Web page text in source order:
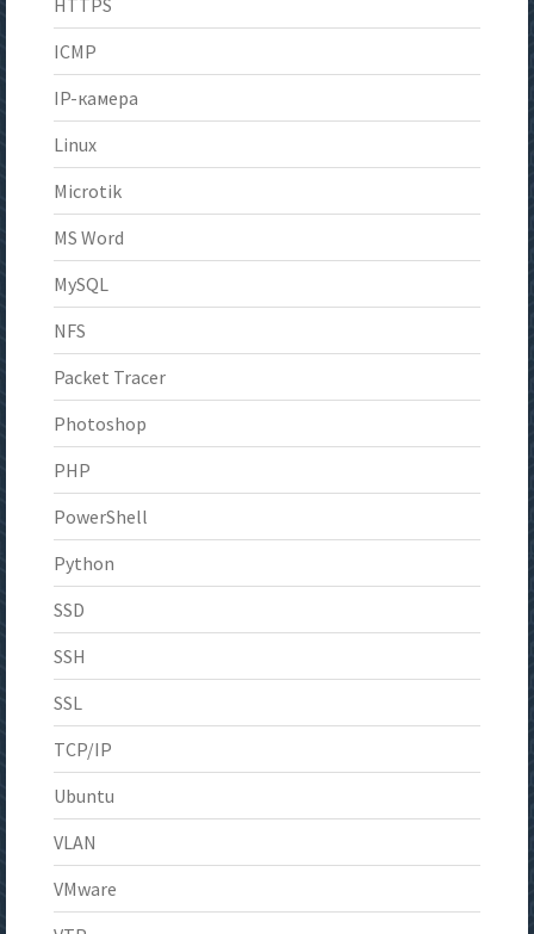
HTTPS
ICMP
IP-камера
Linux
Microtik
MS Word
MySQL
NFS
Packet Tracer
Photoshop
PHP
PowerShell
Python
SSD
SSH
SSL
TCP/IP
Ubuntu
VLAN
VMware